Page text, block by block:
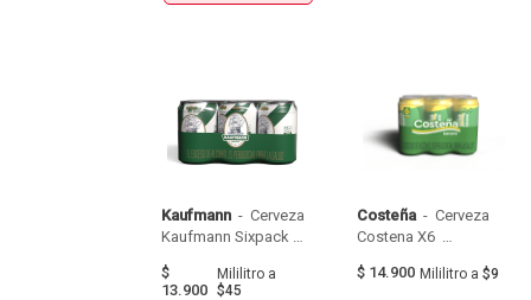
Kaufmann - Cerveza
Kaufmann Sixpack
$
13.900
Mililitro a
$45
Costeña - Cerveza
Costena X6
$ 14.900 Mililitroa $9